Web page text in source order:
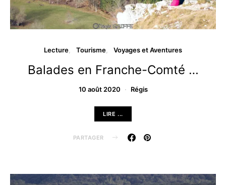
Lecture Tourisme Voyages et Aventures
Balades en Franche-Comté …
10 août 2020 Régis
LIRE ...
PARTAGER